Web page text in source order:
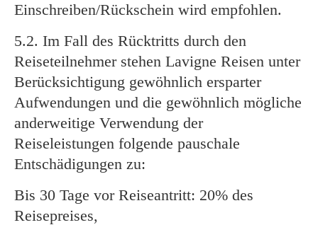
Einschreiben/Rückschein wird empfohlen.
5.2. Im Fall des Rücktritts durch den
Reiseteilnehmer stehen Lavigne Reisen unter
Berücksichtigung gewöhnlich ersparter
Aufwendungen und die gewöhnlich mögliche
anderweitige Verwendung der
Reiseleistungen folgende pauschale
Entschädigungen zu:
Bis 30 Tage vor Reiseantritt: 20% des
Reisepreises,